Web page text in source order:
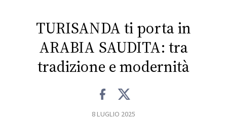
EVENTI
VIDEO
TURISANDA ti porta in
ARABIA SAUDITA: tra
tradizione e modernità
8 LUGLIO 2025